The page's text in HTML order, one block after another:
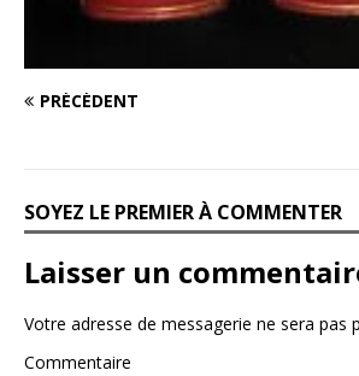
PRÉCÉDENT
SOYEZ LE PREMIER À COMMENTER
Laisser un
Votre adresse de messagerie ne sera pas
Commentaire